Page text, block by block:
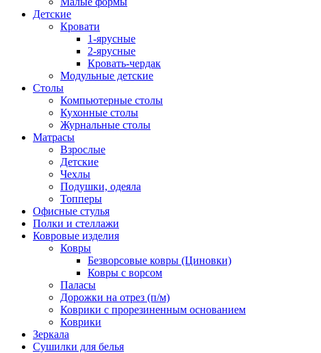
Детские
Кровати
1-ярусные
2-ярусные
Кровать-чердак
Модульные детские
Столы
Компьютерные столы
Кухонные столы
Журнальные столы
Матрасы
Взрослые
Детские
Чехлы
Подушки, одеяла
Топперы
Офисные стулья
Полки и стеллажи
Ковровые изделия
Ковры
Безворсовые ковры (Циновки)
Ковры с ворсом
Паласы
Дорожки на отрез (п/м)
Коврики с прорезиненным основанием
Коврики
Зеркала
Сушилки для белья